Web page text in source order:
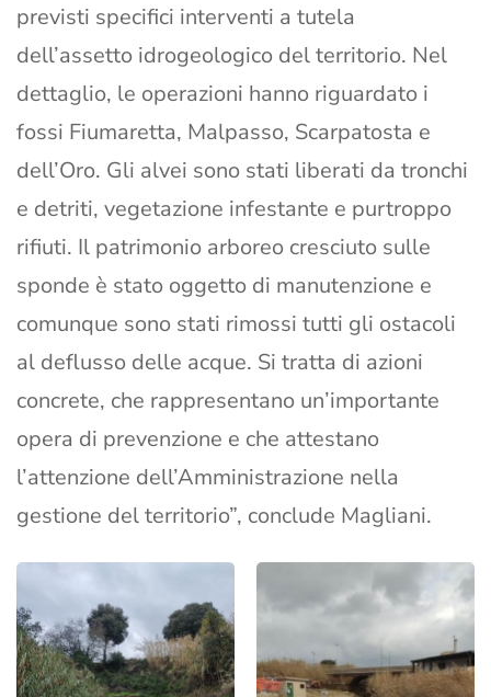
previsti specifici interventi a tutela
dell’assetto idrogeologico del territorio. Nel
dettaglio, le operazioni hanno riguardato i
fossi Fiumaretta, Malpasso, Scarpatosta e
dell’Oro. Gli alvei sono stati liberati da tronchi
e detriti, vegetazione infestante e purtroppo
rifiuti. Il patrimonio arboreo cresciuto sulle
sponde è stato oggetto di manutenzione e
comunque sono stati rimossi tutti gli ostacoli
al deflusso delle acque. Si tratta di azioni
concrete, che rappresentano un’importante
opera di prevenzione e che attestano
l’attenzione dell’Amministrazione nella
gestione del territorio”, conclude Magliani.